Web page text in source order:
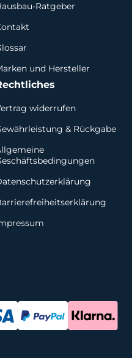
Ratgeber
und Hersteller
widerrufen
& Rückgabe